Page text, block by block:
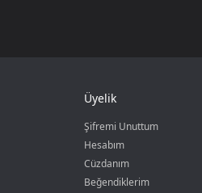
Üyelik
Şifremi Unuttum
Hesabım
Cüzdanım
Beğendiklerim